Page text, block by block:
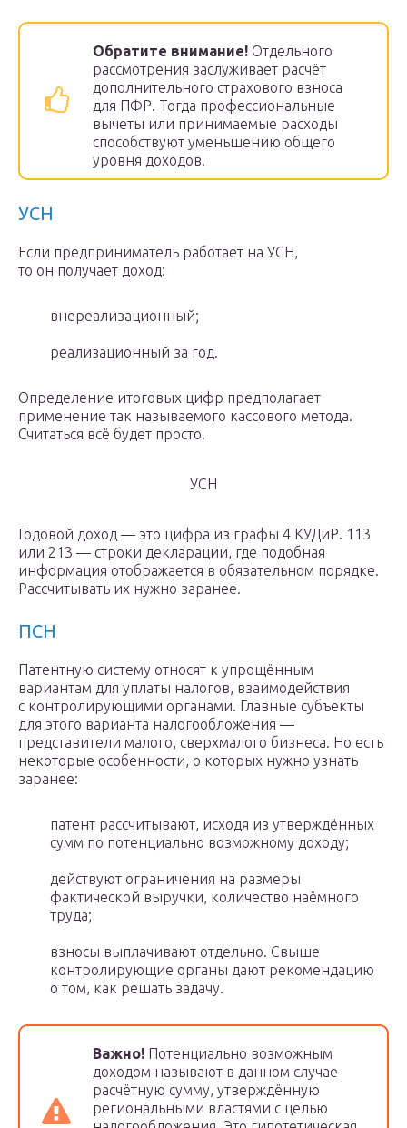
Обратите внимание! Отдельного
рассмотрения заслуживает расчёт
дополнительного страхового взноса
для ПФР. Тогда профессиональные
вычеты или принимаемые расходы
способствуют уменьшению общего
уровня доходов.
УСН
Если предприниматель работает на УСН,
то он получает доход:
внереализационный;
реализационный за год.
Определение итоговых цифр предполагает
применение так называемого кассового метода.
Считаться всё будет просто.
УСН
Годовой доход — это цифра из графы 4 КУДиР. 113
или 213 — строки декларации, где подобная
информация отображается в обязательном порядке.
Рассчитывать их нужно заранее.
ПСН
Патентную систему относят к упрощённым
вариантам для уплаты налогов, взаимодействия
с контролирующими органами. Главные субъекты
для этого варианта налогообложения —
представители малого, сверхмалого бизнеса. Но есть
некоторые особенности, о которых нужно узнать
заранее:
патент рассчитывают, исходя из утверждённых
сумм по потенциально возможному доходу;
действуют ограничения на размеры
фактической выручки, количество наёмного
труда;
взносы выплачивают отдельно. Свыше
контролирующие органы дают рекомендацию
о том, как решать задачу.
Важно! Потенциально возможным
доходом называют в данном случае
расчётную сумму, утверждённую
региональными властями с целью